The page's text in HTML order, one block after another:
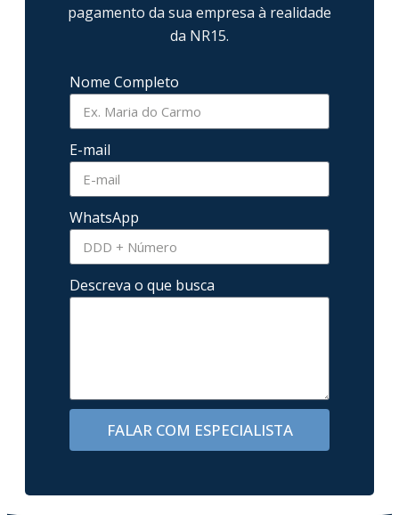
pagamento da sua empresa à realidade
da NR15.
Nome Completo
E-mail
WhatsApp
Descreva o que busca
FALAR COM ESPECIALISTA